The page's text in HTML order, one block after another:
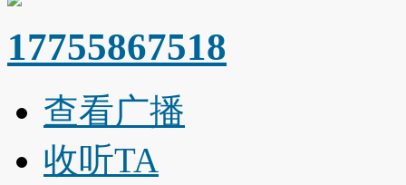
17755867518
查看广播
收听TA